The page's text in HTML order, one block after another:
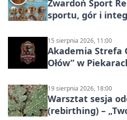
Zwardoń Sport
sportu, gór i
15 sierpnia 2026, 11:00
Akademia Strefa
Ołów” w
19 sierpnia 2026, 18:00
Warsztat sesja
(rebirthing) –